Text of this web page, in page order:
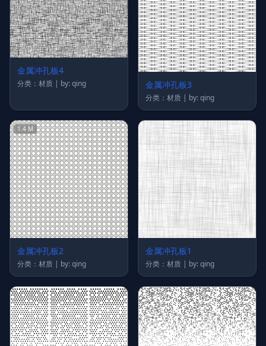
金属冲孔板4
分类：材质 | by: qing 金属冲孔板3
分类：材质 | by: qing
1.4 M
金属冲孔板2
分类：材质 | by: qing
金属冲孔板1
分类：材质 | by: qing